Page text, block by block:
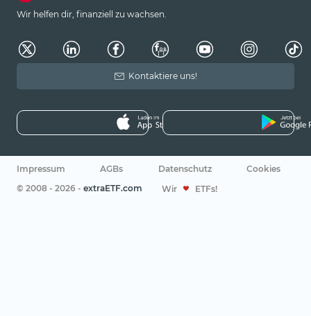
Wir helfen dir, finanziell zu wachsen.
Kontaktiere uns!
Impressum AGBs Datenschutz
Cookies
© 2008 - 2026 - extraETF.com Wir ETFs!